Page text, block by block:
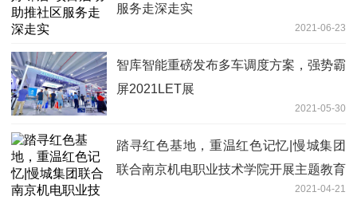
服务走深走实
2021-06-23
智库智能重磅发布多车调度方案，强势霸
屏2021LET展
2021-05-30
踏寻红色基地，重温红色记忆|慢城集团
联合南京机电职业技术学院开展主题教育
2021-04-21